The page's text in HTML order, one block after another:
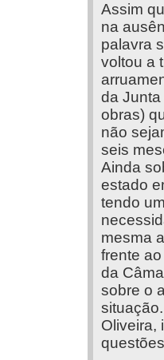
Assim
na
palavra
voltou a
da
obras)
não
seis
Ainda
estado
tendo
mesma
frente
da
sobre o
Oliveira,